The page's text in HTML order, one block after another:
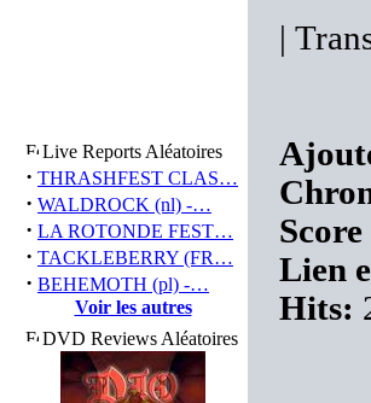
Live Reports Aléatoires
· THRASHFEST CLAS…
· WALDROCK (nl) -…
· LA ROTONDE FEST…
· TACKLEBERRY (FR…
· BEHEMOTH (pl) -…
Voir les autres
DVD Reviews Aléatoires
|
Score
Lien
Hits: